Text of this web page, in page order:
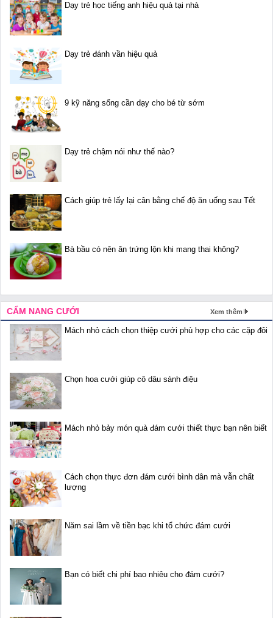
Dạy trẻ học tiếng anh hiệu quả tại nhà
Dạy trẻ đánh vần hiệu quả
9 kỹ năng sống cần dạy cho bé từ sớm
Dạy trẻ chậm nói như thế nào?
Cách giúp trẻ lấy lại cân bằng chế độ ăn uống sau Tết
Bà bầu có nên ăn trứng lộn khi mang thai không?
CẨM NANG CƯỚI Xem thêm
Mách nhỏ cách chọn thiệp cưới phù hợp cho các cặp đôi
Chọn hoa cưới giúp cô dâu sành điệu
Mách nhỏ bảy món quà đám cưới thiết thực bạn nên biết
Cách chọn thực đơn đám cưới bình dân mà vẫn chất
lượng
Năm sai lầm về tiền bạc khi tổ chức đám cưới
Bạn có biết chi phí bao nhiêu cho đám cưới?